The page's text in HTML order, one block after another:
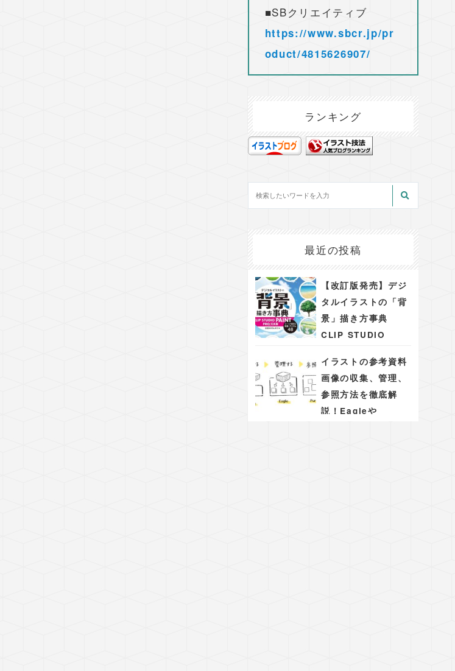
■SBクリエイティブ
https://www.sbcr.jp/pr
oduct/4815626907/
ランキング
最近の投稿
【改訂版発売】デジ
タルイラストの「背
景」描き方事典
CLIP STUDIO
シーンを彩る背景・
アイテム48
イラストの参考資料
画像の収集、管理、
参照方法を徹底解
説！Eagleや